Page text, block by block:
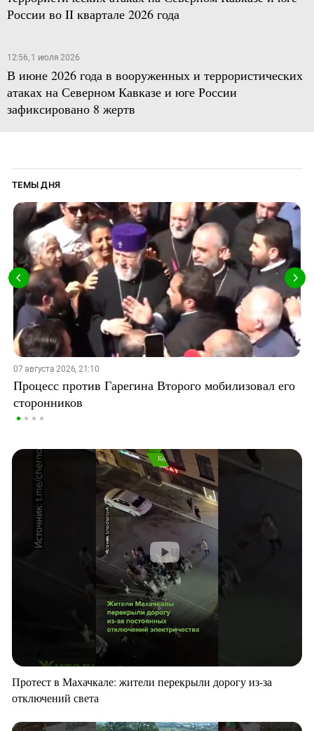
России во II квартале 2026 года
12:56, 1 июля 2026
В июне 2026 года в вооруженных и террористических
атаках на Северном Кавказе и юге России
зафиксировано 8 жертв
ТЕМЫ ДНЯ
07 августа 2026, 21:10
Процесс против Гарегина Второго мобилизовал его
сторонников
Протест в Махачкале: жители перекрыли дорогу из-за
отключений света